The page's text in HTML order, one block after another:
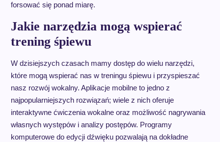
forsować się ponad miarę.
Jakie narzędzia mogą wspierać
trening śpiewu
W dzisiejszych czasach mamy dostęp do wielu narzędzi,
które mogą wspierać nas w treningu śpiewu i przyspieszać
nasz rozwój wokalny. Aplikacje mobilne to jedno z
najpopularniejszych rozwiązań; wiele z nich oferuje
interaktywne ćwiczenia wokalne oraz możliwość nagrywania
własnych występów i analizy postępów. Programy
komputerowe do edycji dźwięku pozwalają na dokładne